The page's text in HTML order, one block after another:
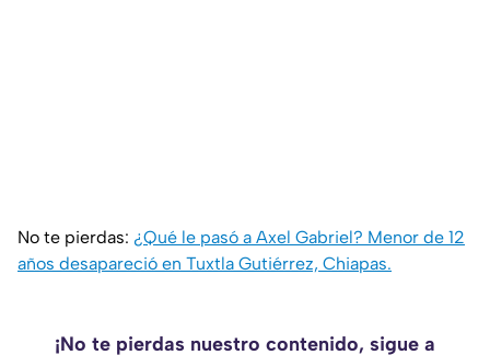
No te pierdas: ¿Qué le pasó a Axel Gabriel? Menor de 12
años desapareció en Tuxtla Gutiérrez, Chiapas.
¡No te pierdas nuestro contenido, sigue a